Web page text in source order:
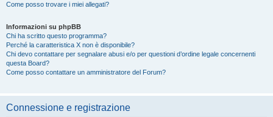
Come posso trovare i miei allegati?
Informazioni su phpBB
Chi ha scritto questo programma?
Perché la caratteristica X non è disponibile?
Chi devo contattare per segnalare abusi e/o per questioni d’ordine legale concernenti
questa Board?
Come posso contattare un amministratore del Forum?
Connessione e registrazione